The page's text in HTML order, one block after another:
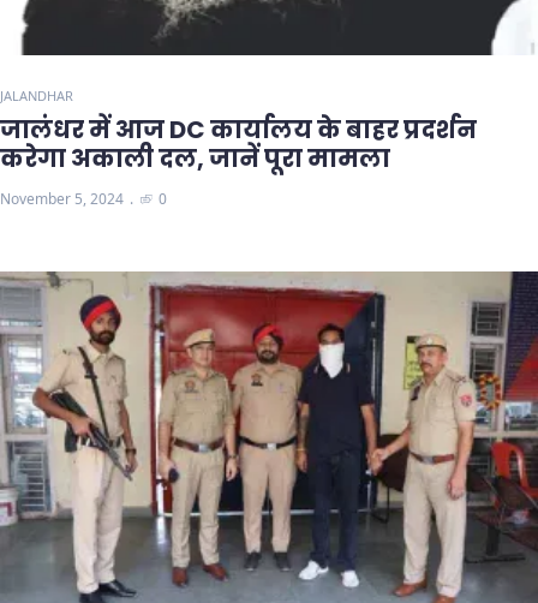
JALANDHAR
जालंधर में आज DC कार्यालय के बाहर प्रदर्शन
करेगा अकाली दल, जानें पूरा मामला
November 5, 2024 0